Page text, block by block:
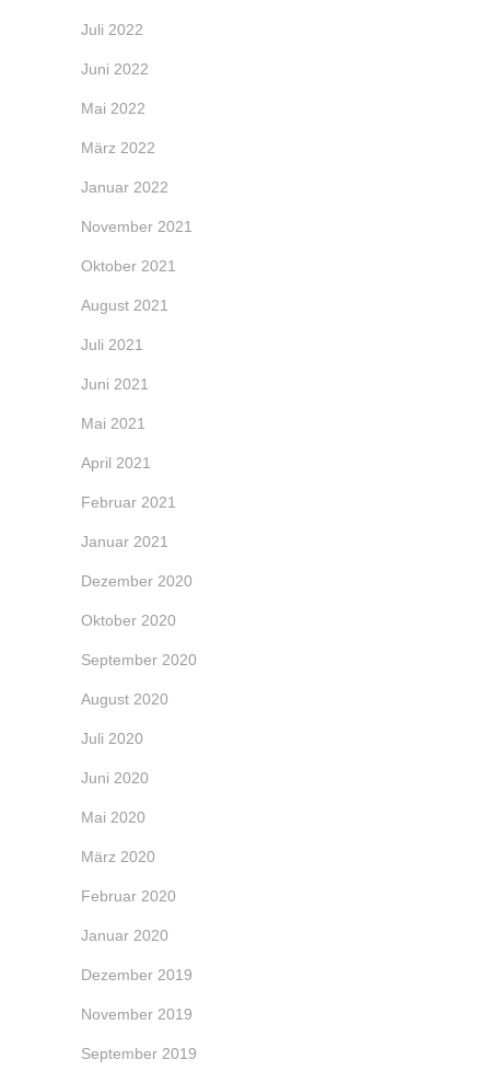
Juli 2022
Juni 2022
Mai 2022
März 2022
Januar 2022
November 2021
Oktober 2021
August 2021
Juli 2021
Juni 2021
Mai 2021
April 2021
Februar 2021
Januar 2021
Dezember 2020
Oktober 2020
September 2020
August 2020
Juli 2020
Juni 2020
Mai 2020
März 2020
Februar 2020
Januar 2020
Dezember 2019
November 2019
September 2019